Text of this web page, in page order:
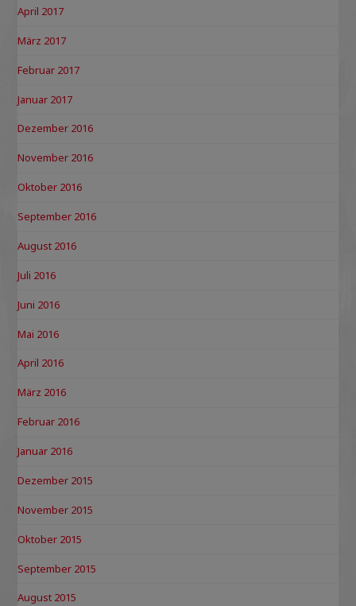
April 2017
März 2017
Februar 2017
Januar 2017
Dezember 2016
November 2016
Oktober 2016
September 2016
August 2016
Juli 2016
Juni 2016
Mai 2016
April 2016
März 2016
Februar 2016
Januar 2016
Dezember 2015
November 2015
Oktober 2015
September 2015
August 2015